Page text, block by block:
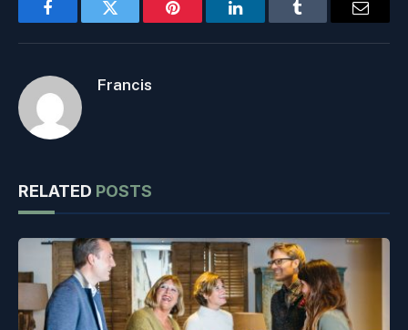
FacebookTwitter Pinterest LinkedInTumblr Email
Francis
RELATED POSTS